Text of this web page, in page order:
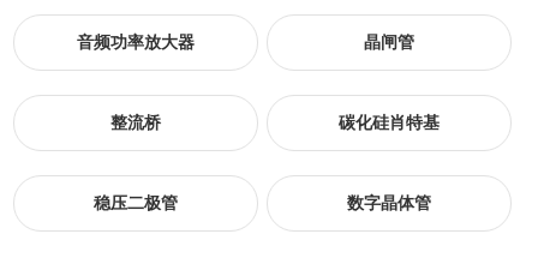
音频功率放大器 晶闸管
整流桥 碳化硅肖特基
稳压二极管 数字晶体管